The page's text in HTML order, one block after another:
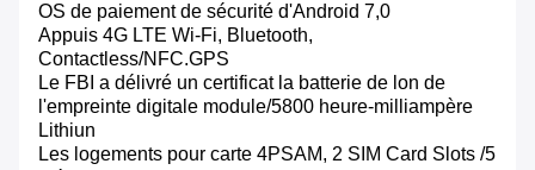
OS de paiement de sécurité d'Android 7,0
Appuis 4G LTE Wi-Fi, Bluetooth,
Contactless/NFC.GPS
Le FBI a délivré un certificat la batterie de lon de
l'empreinte digitale module/5800 heure-milliampère
Lithiun
Les logements pour carte 4PSAM, 2 SIM Card Slots /5